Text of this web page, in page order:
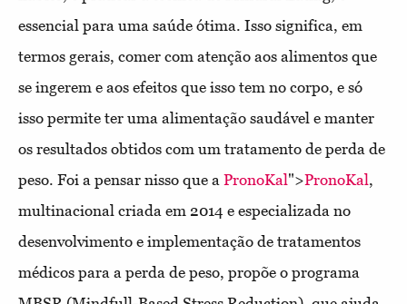
essencial para uma saúde ótima. Isso significa, em
termos gerais, comer com atenção aos alimentos que
se ingerem e aos efeitos que isso tem no corpo, e só
isso permite ter uma alimentação saudável e manter
os resultados obtidos com um tratamento de perda de
peso. Foi a pensar nisso que a PronoKal">PronoKal,
multinacional criada em 2014 e especializada no
desenvolvimento e implementação de tratamentos
médicos para a perda de peso, propõe o programa